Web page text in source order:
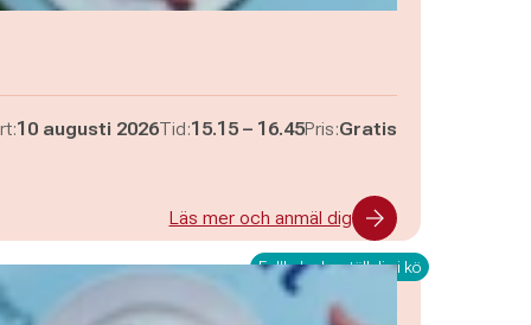
10 augusti 2026Tid:Pågår mellan
15.15 – och
16.45Pris:Gratis
Läs mer och anmäl dig
Fullbokad – ställ dig i kö